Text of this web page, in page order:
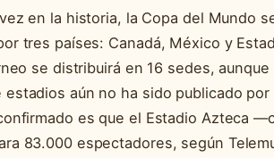
en la historia, la Copa del Mundo
tres países: Canadá, México y
se distribuirá en 16 sedes,
aún no ha sido publicado por
es que el Estadio Azteca
83.000 espectadores, según